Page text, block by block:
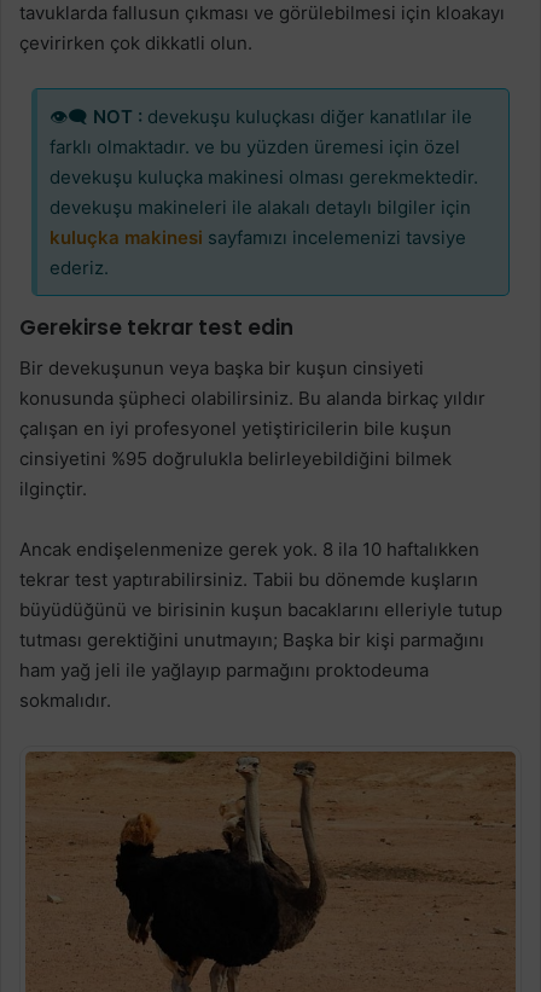
tavuklarda fallusun çıkması ve görülebilmesi için kloakayı
çevirirken çok dikkatli olun.
👁‍🗨 NOT : devekuşu kuluçkası diğer kanatlılar ile
farklı olmaktadır. ve bu yüzden üremesi için özel
devekuşu kuluçka makinesi olması gerekmektedir.
devekuşu makineleri ile alakalı detaylı bilgiler için
kuluçka makinesi sayfamızı incelemenizi tavsiye
ederiz.
Gerekirse tekrar test edin
Bir devekuşunun veya başka bir kuşun cinsiyeti
konusunda şüpheci olabilirsiniz. Bu alanda birkaç yıldır
çalışan en iyi profesyonel yetiştiricilerin bile kuşun
cinsiyetini %95 doğrulukla belirleyebildiğini bilmek
ilginçtir.
Ancak endişelenmenize gerek yok. 8 ila 10 haftalıkken
tekrar test yaptırabilirsiniz. Tabii bu dönemde kuşların
büyüdüğünü ve birisinin kuşun bacaklarını elleriyle tutup
tutması gerektiğini unutmayın; Başka bir kişi parmağını
ham yağ jeli ile yağlayıp parmağını proktodeuma
sokmalıdır.